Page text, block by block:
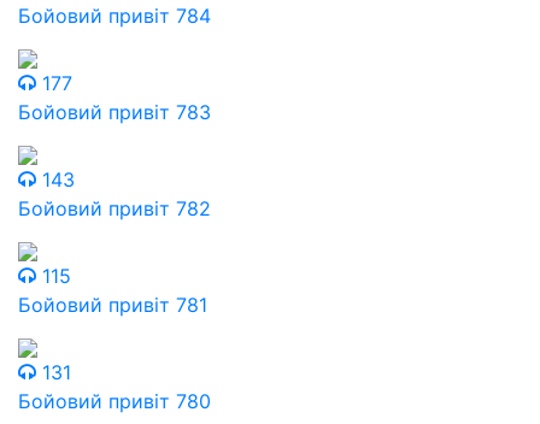
Бойовий привіт 784
177
Бойовий привіт 783
143
Бойовий привіт 782
115
Бойовий привіт 781
131
Бойовий привіт 780